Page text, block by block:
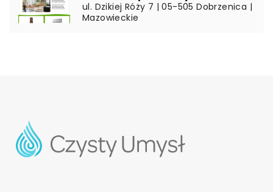
ul. Dzikiej Róży 7 | 05-505 Dobrzenica |
Mazowieckie